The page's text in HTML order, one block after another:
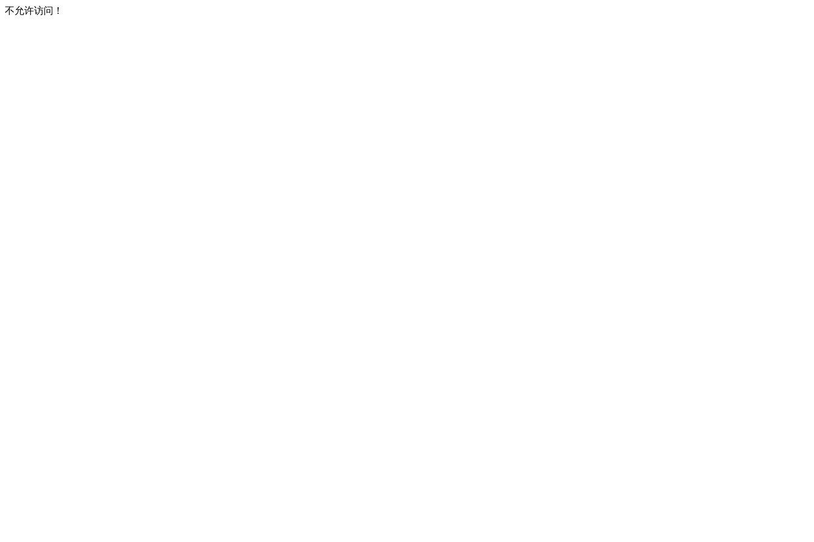
不允许访问！